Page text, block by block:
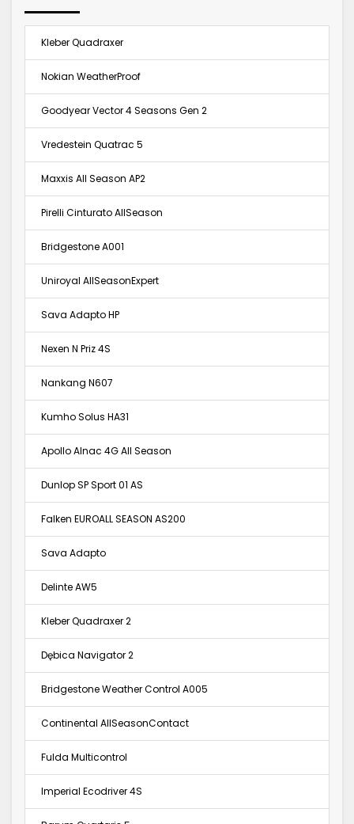
Kleber Quadraxer
Nokian WeatherProof
Goodyear Vector 4 Seasons Gen 2
Vredestein Quatrac 5
Maxxis All Season AP2
Pirelli Cinturato AllSeason
Bridgestone A001
Uniroyal AllSeasonExpert
Sava Adapto HP
Nexen N Priz 4S
Nankang N607
Kumho Solus HA31
Apollo Alnac 4G All Season
Dunlop SP Sport 01 AS
Falken EUROALL SEASON AS200
Sava Adapto
Delinte AW5
Kleber Quadraxer 2
Dębica Navigator 2
Bridgestone Weather Control A005
Continental AllSeasonContact
Fulda Multicontrol
Imperial Ecodriver 4S